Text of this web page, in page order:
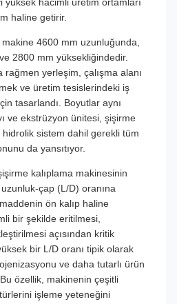
haline getirir.
4600 mm uzunluğunda,
2800 mm yüksekliğindedir.
rağmen yerleşim, çalışma alanı
ve üretim tesislerindeki iş
tasarlandı. Boyutlar aynı
ve ekstrüzyon ünitesi, şişirme
hidrolik sistem dahil gerekli tüm
da yansıtıyor.
kalıplama makinesinin
çap (L/D) oranına
ön kalıp haline
bir şekilde eritilmesi,
açısından kritik
bir L/D oranı tipik olarak
ve daha tutarlı ürün
özellik, makinenin çeşitli
işleme yeteneğini